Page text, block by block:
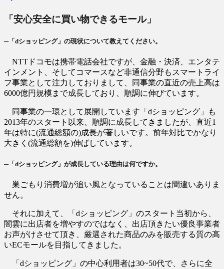
「安心安全に買い物できるモール」
─「dショッピング」の現状について教えてください。
NTTドコモは携帯電話会社ですが、金融・決済、エンタテ
インメント、そしてコマースなど非通信分野もスマートライ
フ事業として注力しておりまして、同事業の直近の売上高は
6000億円規模まで成長しており、順調に伸びています。
同事業の一環として展開しています「dショッピング」も
2013年のスタート以来、順調に成長してきましたが、直近1
年は特に(流通総額の)成長が著しいです。前年対比でかなり
大きく(流通総額を)伸ばしています。
─「dショッピング」が成長している理由は何ですか。
巣ごもり消費増が追い風となっていることは間違いありま
せん。
それに加えて、「dショッピング」のスタート当初から、
闇雲に出店者を増やすのではなく、出店頂きたい優良事業者
お声がけさせて頂き、厳選された商品のみを販売する質の高
いECモールを目指してきました。
「dショッピング」の中心利用者は30~50代で、さらに全